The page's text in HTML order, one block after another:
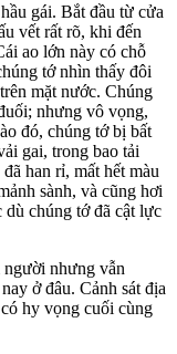
gái. Bắt đầu từ cửa
vết rất rõ, khi đến
ao lớn này có chỗ
tớ nhìn thấy đôi
mặt nước. Chúng
nhưng vô vọng,
đó, chúng tớ bị bất
gai, trong bao tải
han rỉ, mất hết màu
sành, và cũng hơi
chúng tớ đã cật lực
người nhưng vẫn
ở đâu. Cảnh sát địa
hy vọng cuối cùng